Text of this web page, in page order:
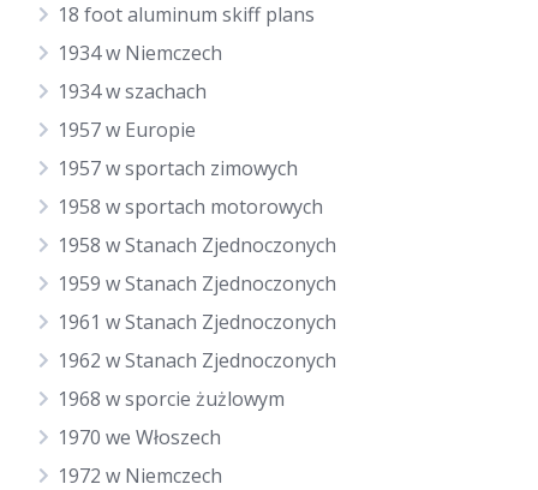
18 foot aluminum skiff plans
1934 w Niemczech
1934 w szachach
1957 w Europie
1957 w sportach zimowych
1958 w sportach motorowych
1958 w Stanach Zjednoczonych
1959 w Stanach Zjednoczonych
1961 w Stanach Zjednoczonych
1962 w Stanach Zjednoczonych
1968 w sporcie żużlowym
1970 we Włoszech
1972 w Niemczech